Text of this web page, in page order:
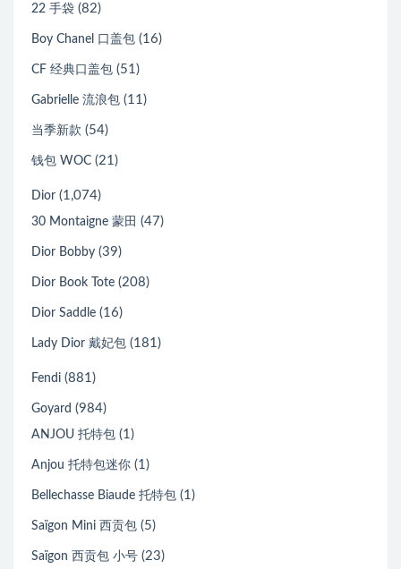
22 手袋 (82)
Boy Chanel 口盖包 (16)
CF 经典口盖包 (51)
Gabrielle 流浪包 (11)
当季新款 (54)
钱包 WOC (21)
Dior (1,074)
30 Montaigne 蒙田 (47)
Dior Bobby (39)
Dior Book Tote (208)
Dior Saddle (16)
Lady Dior 戴妃包 (181)
Fendi (881)
Goyard (984)
ANJOU 托特包 (1)
Anjou 托特包迷你 (1)
Bellechasse Biaude 托特包 (1)
Saïgon Mini 西贡包 (5)
Saïgon 西贡包 小号 (23)